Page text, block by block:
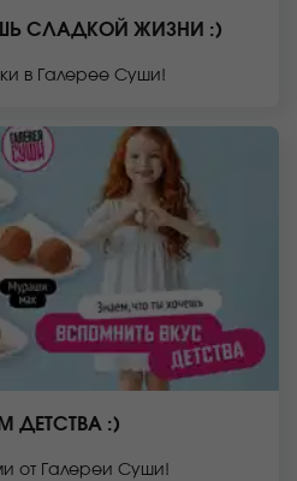
СЛАДКОЙ ЖИЗНИ :)
в Галерее Суши!
ДЕТСТВА :)
от Галереи Суши!